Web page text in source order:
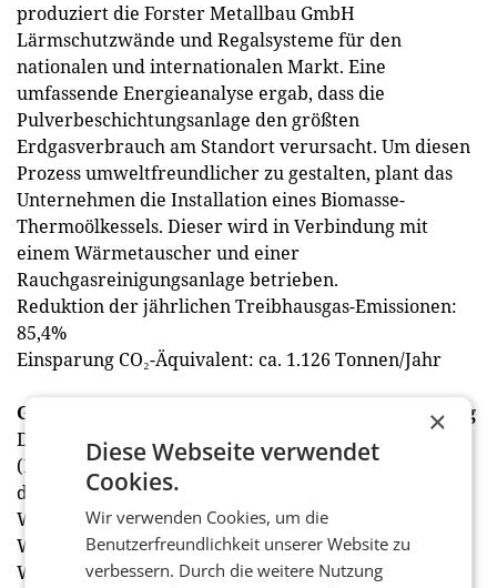
produziert die Forster Metallbau GmbH
Lärmschutzwände und Regalsysteme für den
nationalen und internationalen Markt. Eine
umfassende Energieanalyse ergab, dass die
Pulverbeschichtungsanlage den größten
Erdgasverbrauch am Standort verursacht. Um diesen
Prozess umweltfreundlicher zu gestalten, plant das
Unternehmen die Installation eines Biomasse-
Thermoölkessels. Dieser wird in Verbindung mit
einem Wärmetauscher und einer
Rauchgasreinigungsanlage betrieben.
Reduktion der jährlichen Treibhausgas-Emissionen:
85,4%
Einsparung CO₂-Äquivalent: ca. 1.126 Tonnen/Jahr
Großwärmepumpe für die Fernwärme Korneuburg
Die EVN Wärme GmbH betreibt in Korneuburg
(Niederösterreich) ein Biomassefernheizwerk. An
diesem Standort plant das Unternehmen nun eine
Wasser-Wasser-Wärmepumpe zu errichten. Die
Wärmepumpe nutzt das Flusswasser der Donau als
Wärmequelle und wird mit Ökostrom betrieben. Die
×
Diese Webseite verwendet
Cookies.
Wir verwenden Cookies, um die
Benutzerfreundlichkeit unserer Website zu
verbessern. Durch die weitere Nutzung